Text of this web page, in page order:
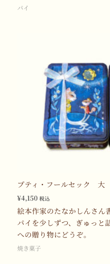
パイ
プティ・フールセック 大
¥4,150 税込
絵本作家のたなかしんさん
パイを少しずつ、ぎゅっと
への贈り物にどうぞ。
焼き菓子